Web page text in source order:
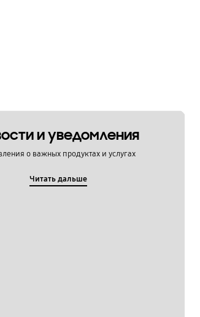
и уведомления
о важных продуктах и услугах
Читать дальше